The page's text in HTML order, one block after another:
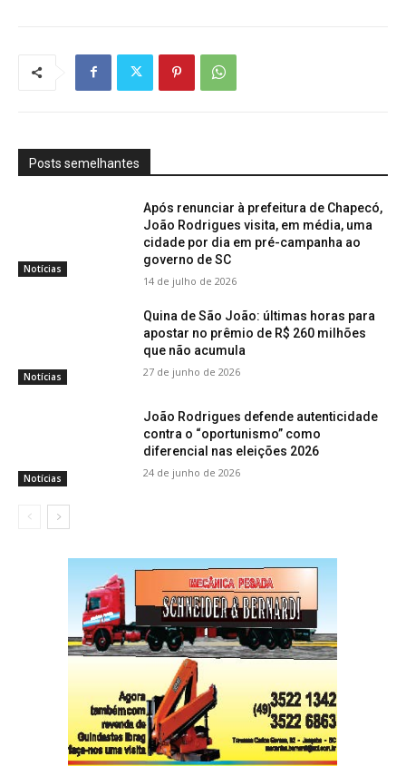
Posts semelhantes
Notícias
Após renunciar à prefeitura de Chapecó,
João Rodrigues visita, em média, uma
cidade por dia em pré-campanha ao
governo de SC
14 de julho de 2026
Notícias
Quina de São João: últimas horas para
apostar no prêmio de R$ 260 milhões
que não acumula
27 de junho de 2026
Notícias
João Rodrigues defende autenticidade
contra o “oportunismo” como
diferencial nas eleições 2026
24 de junho de 2026